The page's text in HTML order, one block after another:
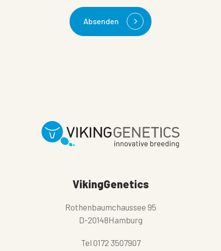
Absenden
VikingGenetics
Rothenbaumchaussee 95
D-20148Hamburg
Tel 0172 3507907